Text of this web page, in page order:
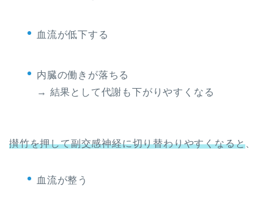
血流が低下する
内臓の働きが落ちる
→ 結果として代謝も下がりやすくなる
攅竹を押して副交感神経に切り替わりやすくなると
血流が整う